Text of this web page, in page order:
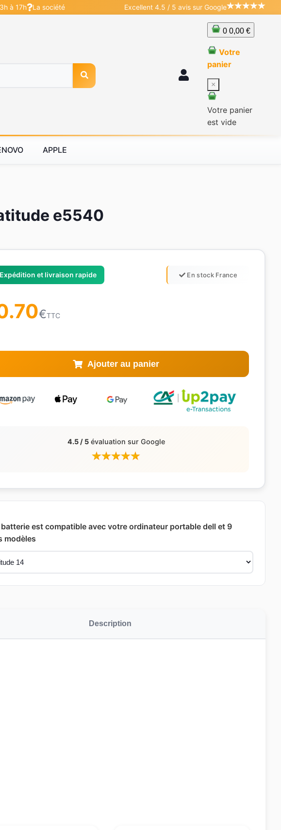
à 17h La société Excellent 4.5 / 5 avis sur Google
0 0,00 €
Votre
panier
×
Votre panier
est vide
APPLE
e5540
Expédition et livraison rapide En stock France
€TTC
Ajouter au panier
4.5 / 5évaluation sur Google
est compatible avec votre ordinateur portable dell et 9
modèles
Description